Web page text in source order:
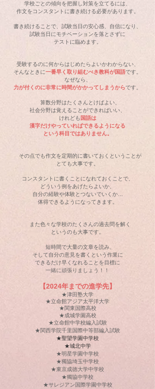
学校ごとの傾向を把握し対策を立てるには、
作文をコンスタントに書き続ける必要があります。
書き続けることで、試験当日の安心感、自信になり、
試験当日にモチベーションを落とさずに
テストに臨めます。
受験するのに何からはじめたらよいかわからない、
そんなときに一番早く取り組むべき教科が国語です。
なぜなら、
力が付くのに非常に時間がかかってしまうからです。
算数分野はたくさんとけばよい、
社会分野は覚えることができればいい、
けれども 国語は
漢字だけやっていればできるようになる
という科目ではありません。
その点でも作文を定期的に書いておくということが
とても大事です。
コンスタントに書くことになれておくことで、
どういう例をあげたらよいか、
自分の経験や体験とつないでいくか…
体得できるようになってきます。
また色々な学校のたくさんの過去問を解く
というのも大事です。
短時間で大量の文章を読み、
そして自分の意見を書くという作業に
できるだけ早くなれることを目標に
一緒に頑張りましょう！！
【2024年までの進学先】
★津田塾大学
★立命館アジア太平洋大学
​★関東国際高校
★成城学園高校
★立命館中学校編入試験
★関西学院千里国際中等部編入試験
★​聖望学園中学校
★​城北中学
★明星学園中学校
★獨協埼玉中学校
★東京成徳大学中学校
​★獨協中学校​
★サレジアン国際学園中学校